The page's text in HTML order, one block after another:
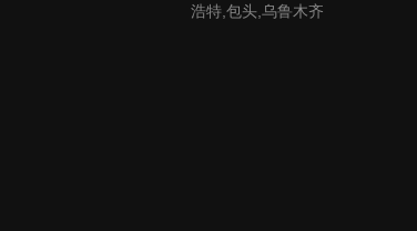
浩特,包头,乌鲁木齐